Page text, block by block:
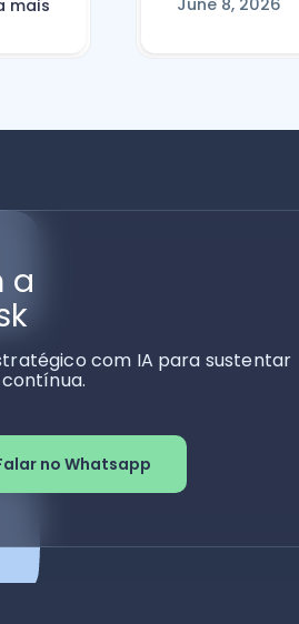
mais June 8, 2026
a
com IA para sustentar
no Whatsapp